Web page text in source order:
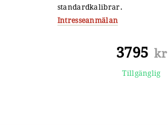
standardkalibrar.
Intresseanmälan
3795 kr
Tillgänglig